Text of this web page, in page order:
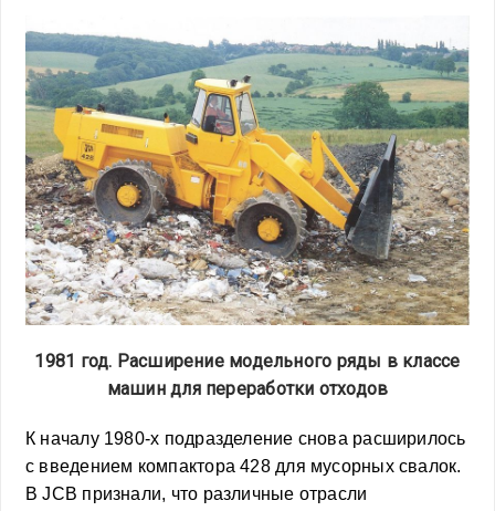
1981 год. Расширение модельного ряды в классе
машин для переработки отходов
К началу 1980-х подразделение снова расширилось
с введением компактора 428 для мусорных свалок.
В JCB признали, что различные отрасли